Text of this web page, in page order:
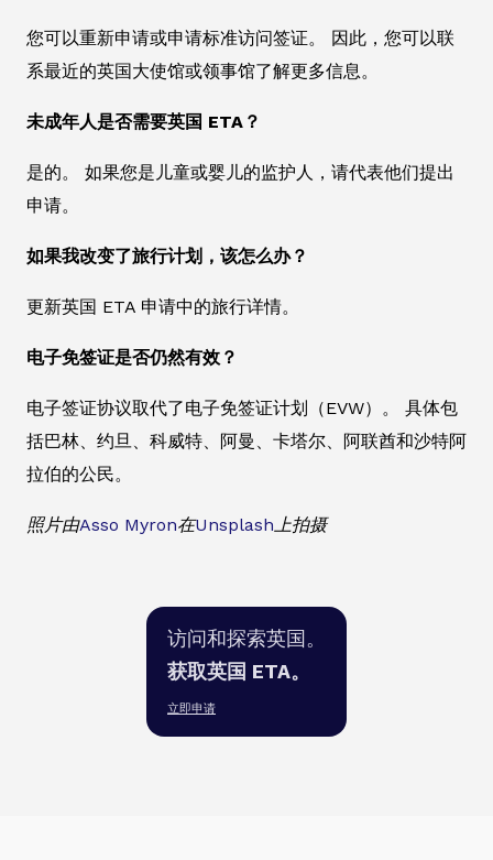
您可以重新申请或申请标准访问签证。 因此，您可以联
系最近的英国大使馆或领事馆了解更多信息。
未成年人是否需要英国 ETA？
是的。 如果您是儿童或婴儿的监护人，请代表他们提出
申请。
如果我改变了旅行计划，该怎么办？
更新英国 ETA 申请中的旅行详情。
电子免签证是否仍然有效？
电子签证协议取代了电子免签证计划（EVW）。 具体包
括巴林、约旦、科威特、阿曼、卡塔尔、阿联酋和沙特阿
拉伯的公民。
照片由Asso Myron在Unsplash上拍摄
访问和探索英国。
获取英国 ETA。
立即申请